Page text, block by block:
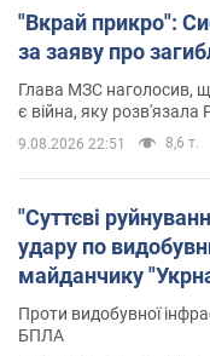
"Вкрай прикро":
за заяву про
Глава МЗС наголосив,
є війна, яку розв'язала
9.08.2026 22:51 8,6 т.
"Суттєві
удару по
майданчику
Проти видобувної
БПЛА